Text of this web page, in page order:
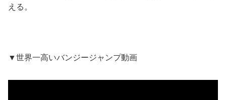
える。
▼世界一高いバンジージャンプ動画